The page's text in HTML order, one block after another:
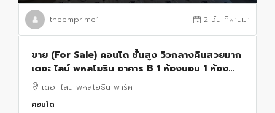
theemprime1 2 วัน ที่ผ่านมา
ขาย (For Sale) คอนโด ชั้นสูง วิวกลางคืนสวยมาก
เดอะ ไลน์ พหลโยธิน อาคาร B 1 ห้องนอน 1 ห้องน้ำ
พื้นที่ : 36.9ุ6 ตรม.
เดอะ ไลน์ พหลโยธิน พาร์ค
คอนโด